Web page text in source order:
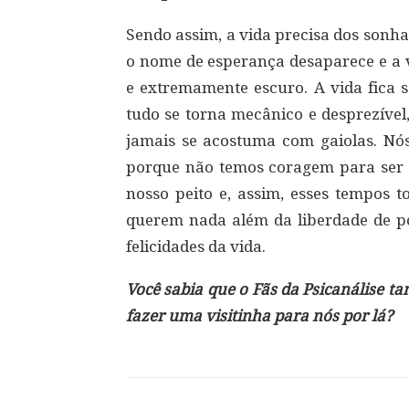
Sendo assim, a vida precisa dos
o nome de esperança desaparece e
e extremamente escuro. A vida fica
tudo se torna mecânico e
jamais se acostuma com gaiolas.
porque não temos coragem para
nosso peito e, assim, esses tempos
querem nada além da liberdade de
felicidades da vida.
Você sabia que o Fãs da Psicanálise
fazer uma visitinha para nós por lá?